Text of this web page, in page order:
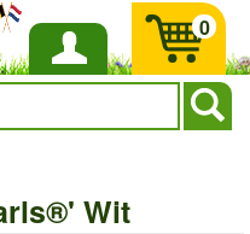
Inloggen
0
Wit